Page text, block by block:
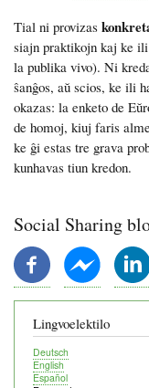
Tial ni provizas
siajn praktikojn kaj ke
la publika vivo). Ni
ŝanĝos, aŭ scios, ke ili
okazas: la enketo de
de homoj, kiuj faris
ke ĝi estas tre grava
kunhavas tiun kredon.
Social Sharing
Lingvoelektilo
Deutsch
English
Español